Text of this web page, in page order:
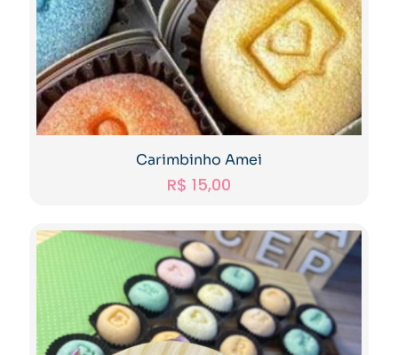
Carimbinho Amei
R$ 15,00